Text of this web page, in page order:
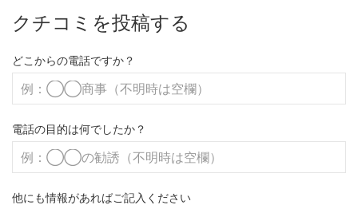
クチコミを投稿する
どこからの電話ですか？
電話の目的は何でしたか？
他にも情報があればご記入ください